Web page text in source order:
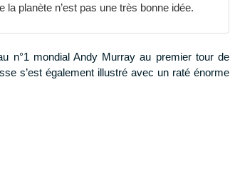
planète n’est pas une très bonne idée.
n°1 mondial Andy Murray au premier tour de
s’est également illustré avec un raté énorme